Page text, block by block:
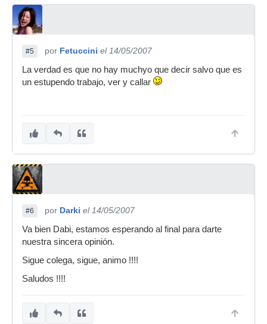
#5 por Fetuccini el 14/05/2007
La verdad es que no hay muchyo que decir salvo que es
un estupendo trabajo, ver y callar
#6 por Darki el 14/05/2007
Va bien Dabi, estamos esperando al final para darte
nuestra sincera opinión.
Sigue colega, sigue, animo !!!!
Saludos !!!!